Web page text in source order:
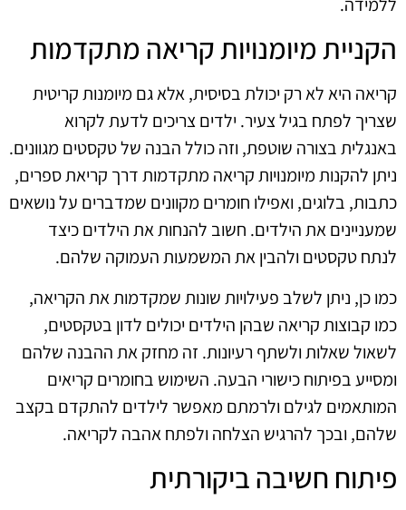
הקניית מיומנויות קריאה מתקדמות
קריאה היא לא רק יכולת בסיסית, אלא גם מיומנות קריטית
שצריך לפתח בגיל צעיר. ילדים צריכים לדעת לקרוא
באנגלית בצורה שוטפת, וזה כולל הבנה של טקסטים מגוונים.
ניתן להקנות מיומנויות קריאה מתקדמות דרך קריאת ספרים,
כתבות, בלוגים, ואפילו חומרים מקוונים שמדברים על נושאים
שמעניינים את הילדים. חשוב להנחות את הילדים כיצד
לנתח טקסטים ולהבין את המשמעות העמוקה שלהם.
כמו כן, ניתן לשלב פעילויות שונות שמקדמות את הקריאה,
כמו קבוצות קריאה שבהן הילדים יכולים לדון בטקסטים,
לשאול שאלות ולשתף רעיונות. זה מחזק את ההבנה שלהם
ומסייע בפיתוח כישורי הבעה. השימוש בחומרים קריאים
המותאמים לגילם ולרמתם מאפשר לילדים להתקדם בקצב
שלהם, ובכך להרגיש הצלחה ולפתח אהבה לקריאה.
פיתוח חשיבה ביקורתית